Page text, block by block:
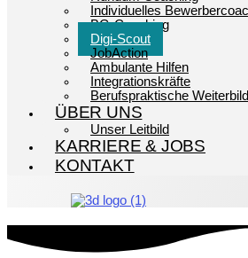
Individuelles
BG-Coaching
Digi-Scout
JobAction
Ambulante Hilfen
Integrationskräfte
Berufspraktische
ÜBER UNS
Unser Leitbild
KARRIERE & JOBS
KONTAKT